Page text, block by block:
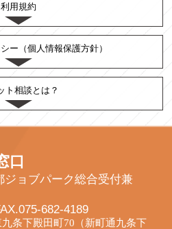
利用規約
ー（個人情報保護方針）
ト相談とは？
口
ジョブパーク総合受付兼
682-4189
条下殿田町70（新町通九条下